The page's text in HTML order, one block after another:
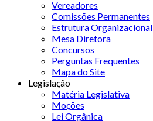
Vereadores
Comissões Permanentes
Estrutura Organizacional
Mesa Diretora
Concursos
Perguntas Frequentes
Mapa do Site
Legislação
Matéria Legislativa
Moções
Lei Orgânica